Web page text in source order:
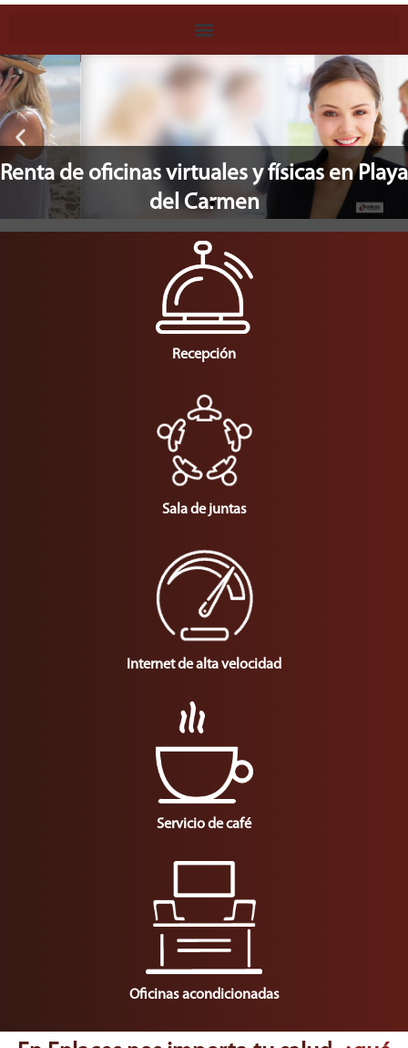
Renta de Oficinas físicas
¿Necesitas ahorrar en oficinas?
Conoce nuestros planes
Renta de oficinas virtuales y físicas en Playa
del Carmen
Recepción
Sala de juntas
Internet de alta velocidad
Servicio de café
Oficinas acondicionadas